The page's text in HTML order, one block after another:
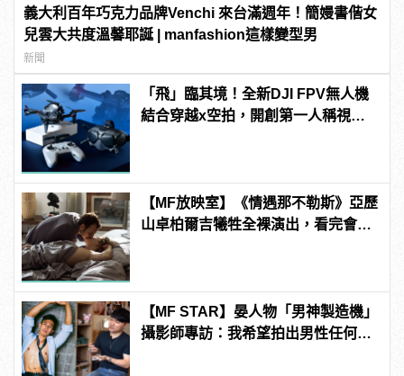
義大利百年巧克力品牌Venchi 來台滿週年！簡嫚書偕女
兒雲大共度溫馨耶誕 | manfashion這樣變型男
新聞
「飛」臨其境！全新DJI FPV無人機
結合穿越x空拍，開創第一人稱視角
【MF放映室】《情遇那不勒斯》亞歷
山卓柏爾吉犧牲全裸演出，看完會超
【MF STAR】晏人物「男神製造機」
攝影師專訪：我希望拍出男性任何尺